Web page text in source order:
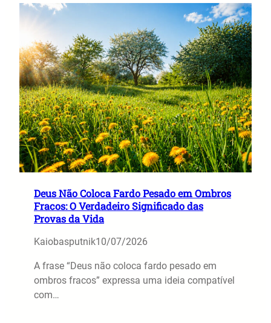
Deus Não Coloca Fardo Pesado em Ombros
Fracos: O Verdadeiro Significado das
Provas da Vida
Kaiobasputnik10/07/2026
A frase “Deus não coloca fardo pesado em
ombros fracos” expressa uma ideia compatível
com…